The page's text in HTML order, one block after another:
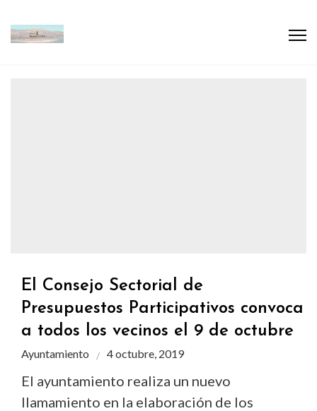
El Consejo Sectorial de
Presupuestos Participativos convoca
a todos los vecinos el 9 de octubre
Ayuntamiento 4 octubre, 2019
El ayuntamiento realiza un nuevo
llamamiento en la elaboración de los